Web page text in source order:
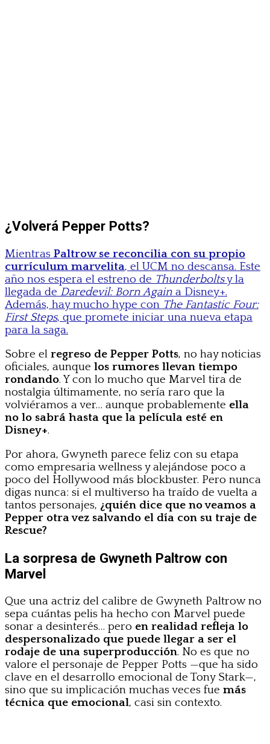
¿Volverá Pepper Potts?
Mientras Paltrow se reconcilia con su propio
currículum marvelita, el UCM no descansa. Este
año nos espera el estreno de Thunderboltsy la
llegada de Daredevil: Born Again a Disney+.
Además, hay mucho hype con The Fantastic Four:
First Steps, que promete iniciar una nueva etapa
para la saga.
Sobre el regreso de Pepper Potts, no hay noticias
oficiales, aunque los rumores llevan tiempo
rondando. Y con lo mucho que Marvel tira de
nostalgia últimamente, no sería raro que la
volviéramos a ver… aunque probablemente ella
no lo sabrá hasta que la película esté en
Disney+.
Por ahora, Gwyneth parece feliz con su etapa
como empresaria wellness y alejándose poco a
poco del Hollywood más blockbuster. Pero nunca
digas nunca: si el multiverso ha traído de vuelta a
tantos personajes, ¿quién dice que no veamos a
Pepper otra vez salvando el día con su traje de
Rescue?
La sorpresa de Gwyneth Paltrow con
Marvel
Que una actriz del calibre de Gwyneth Paltrow no
sepa cuántas pelis ha hecho con Marvel puede
sonar a desinterés… pero en realidad refleja lo
despersonalizado que puede llegar a ser el
rodaje de una superproducción. No es que no
valore el personaje de Pepper Potts —que ha sido
clave en el desarrollo emocional de Tony Stark—,
sino que su implicación muchas veces fue más
técnica que emocional, casi sin contexto.